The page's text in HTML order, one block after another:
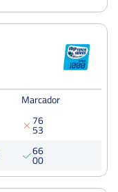
Marcador
7
5
6
3
6
0
6
0